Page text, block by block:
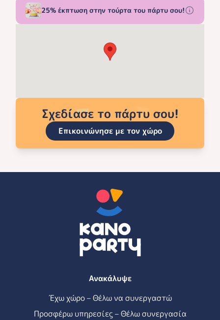
25% έκπτωση στην τούρτα του πάρτυ σου!
Σχεδίασε το πάρτυ σου!
Επικοινώνησε με τον χώρο
Ανακάλυψε
Έχω χώρο – Θέλω να συνεργαστώ
Προσφέρω υπηρεσίες – Θέλω συνεργασία